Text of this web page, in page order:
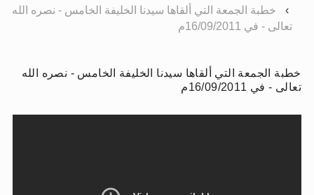
الحجّ.. دلالات، حِكم، وأهداف >> المزيد
اقرأ هذا المقال في أهمية عيد
اقرأ هذا المقال في أهمية عيد
الحجّ.. دلالات، حِكم، وأهداف >> المزيد
تعميم هامّ لأفراد الجماعة >> المزيد
خطبة الجمعة التي ألقاها سيدنا الخليفة الخامس - نصره الله
تعالى - في 16/09/2011م
خطبة الجمعة التي ألقاها سيدنا الخليفة الخامس - نصره الله
تعالى - في 16/09/2011م